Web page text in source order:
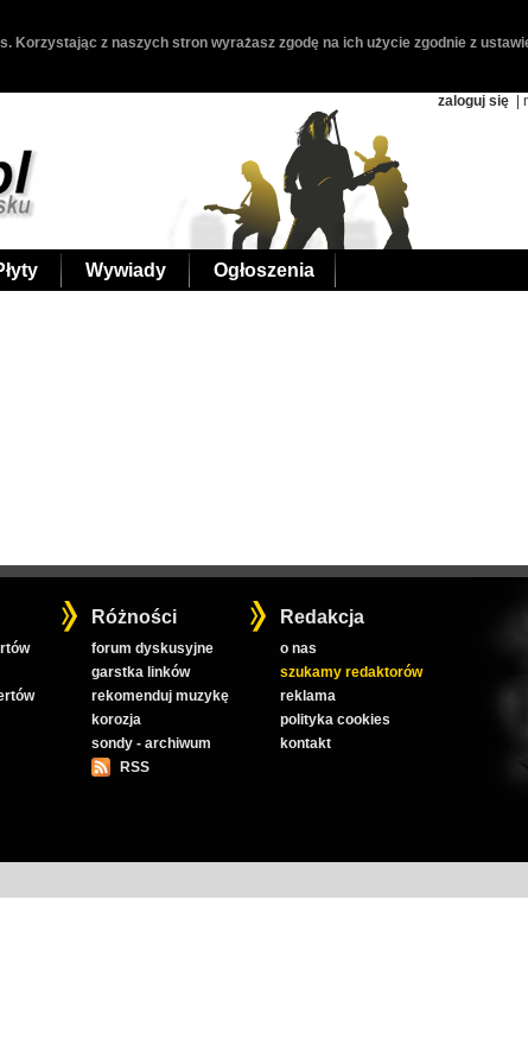
Korzystając z naszych stron wyrażasz zgodę na ich użycie zgodnie z
zaloguj się |
Wywiady Ogłoszenia
Różności
forum dyskusyjne
garstka linków
rekomenduj muzykę
korozja
sondy - archiwum
RSS
Redakcja
o nas
szukamy redaktorów
reklama
polityka cookies
kontakt